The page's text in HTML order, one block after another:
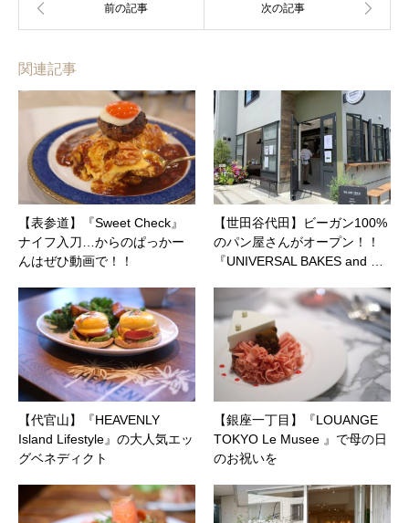
関連記事
【表参道】『Sweet Check』
ナイフ入刀…からのぱっかー
んはぜひ動画で！！
【世田谷代田】ビーガン100%
のパン屋さんがオープン！！
『UNIVERSAL BAKES and …
【代官山】『HEAVENLY
Island Lifestyle』の大人気エッ
グベネディクト
【銀座一丁目】『LOUANGE
TOKYO Le Musee 』で母の日
のお祝いを